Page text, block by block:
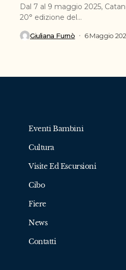
Dal 7 al 9 maggio 2025,
20° edizione del...
Giuliana Furnò 6 Maggio
Eventi Bambini
Cultura
Visite Ed Escursioni
Cibo
Fiere
News
Contatti